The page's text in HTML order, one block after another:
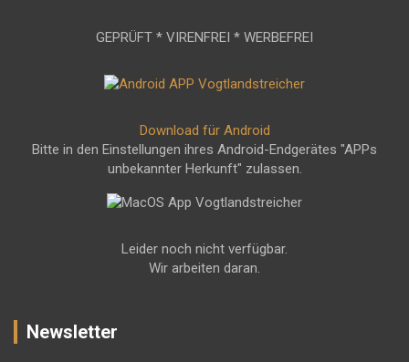
GEPRÜFT * VIRENFREI * WERBEFREI
Download für Android
Bitte in den Einstellungen ihres Android-Endgerätes "APPs
unbekannter Herkunft" zulassen.
Leider noch nicht verfügbar.
Wir arbeiten daran.
Newsletter